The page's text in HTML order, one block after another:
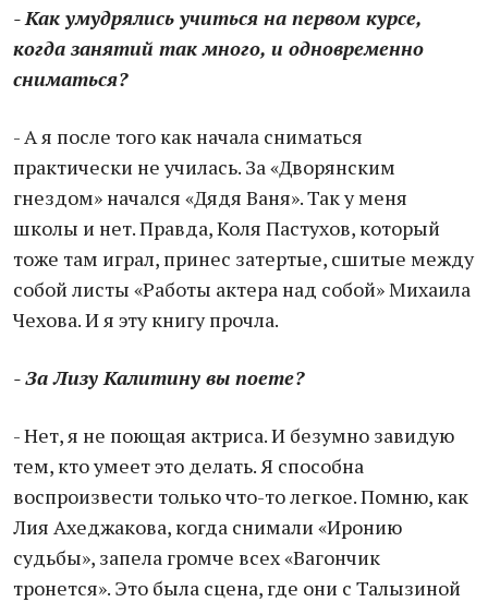
- Как умудрялись учиться на первом курсе,
когда занятий так много, и одновременно
сниматься?
- А я после того как начала сниматься
практически не училась. За «Дворянским
гнездом» начался «Дядя Ваня». Так у меня
школы и нет. Правда, Коля Пастухов, который
тоже там играл, принес затертые, сшитые между
собой листы «Работы актера над собой» Михаила
Чехова. И я эту книгу прочла.
- За Лизу Калитину вы поете?
- Нет, я не поющая актриса. И безумно завидую
тем, кто умеет это делать. Я способна
воспроизвести только что-то легкое. Помню, как
Лия Ахеджакова, когда снимали «Иронию
судьбы», запела громче всех «Вагончик
тронется». Это была сцена, где они с Талызиной